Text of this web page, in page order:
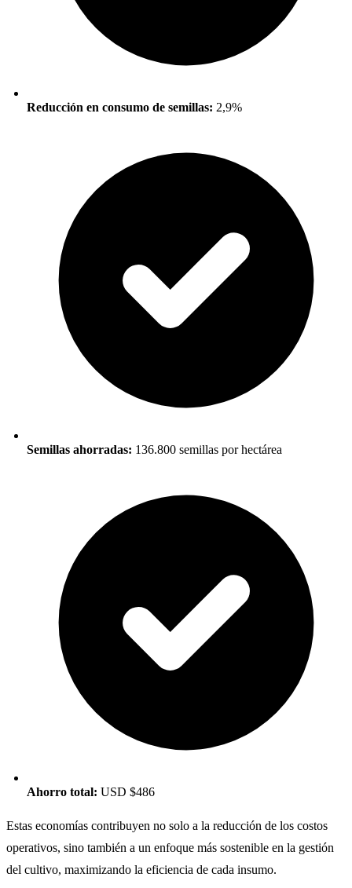
Reducción en consumo de semillas: 2,9%
Semillas ahorradas: 136.800 semillas por hectárea
Ahorro total: USD $486
Estas economías contribuyen no solo a la reducción de los costos
operativos, sino también a un enfoque más sostenible en la gestión
del cultivo, maximizando la eficiencia de cada insumo.